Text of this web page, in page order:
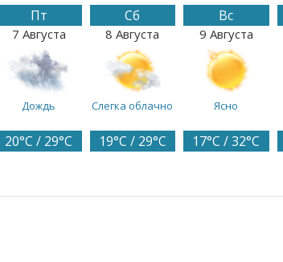
Пт
7 Августа
Дождь
20°C / 29°C
Сб
8 Августа
Слегка облачно
19°C / 29°C
Вс
9 Августа
Ясно
17°C / 32°C